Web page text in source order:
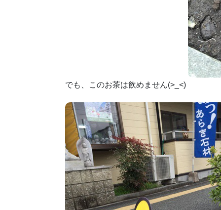
でも、このお茶は飲めません(>_<)